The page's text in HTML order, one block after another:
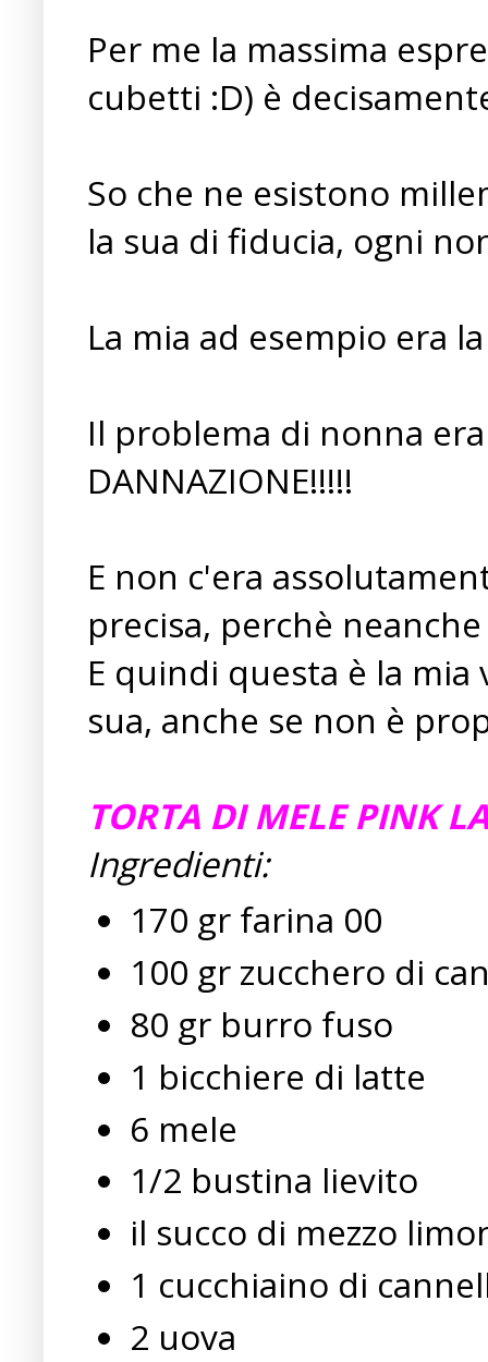
Per me la massima
cubetti :D) è
So che ne esistono
la sua di fiducia, ogni
La mia ad esempio era
Il problema di nonna era
DANNAZIONE!!!!!
E non c'era
precisa, perchè
E quindi questa è la
sua, anche se non è
TORTA DI MELE PINK
Ingredienti:
170 gr farina 00
100 gr zucchero di
80 gr burro fuso
1 bicchiere di latte
6 mele
1/2 bustina lievito
il succo di mezzo
1 cucchiaino di
2 uova